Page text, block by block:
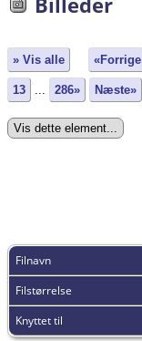
» Vis alle «Forrige
13 ... 286» Næste»
Filnavn
Filstørrelse
Knyttet til